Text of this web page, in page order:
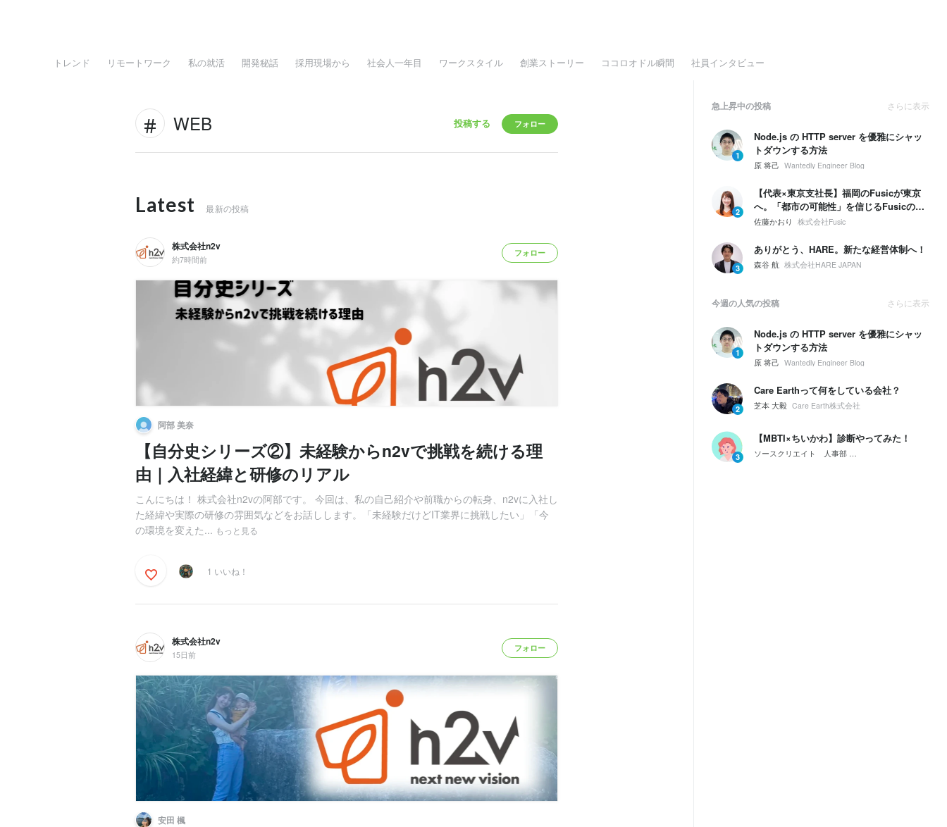
トレンド リモートワーク 私の就活 開発秘話 採用現場から 社会人一年目 ワークスタイル 創業ストーリー ココロオドル瞬間 社員インタビュー
WEB 投稿する フォロー
Latest 最新の投稿
株式会社n2v
約7時間前
フォロー
阿部 美奈
【自分史シリーズ②】未経験からn2vで挑戦を続ける理
由｜入社経緯と研修のリアル
こんにちは！ 株式会社n2vの阿部です。 今回は、私の自己紹介や前職からの転身、n2vに入社し
た経緯や実際の研修の雰囲気などをお話しします。「未経験だけどIT業界に挑戦したい」「今
の環境を変えた... もっと見る
1 いいね！
株式会社n2v
15日前
フォロー
安田 楓
急上昇中の投稿 さらに表示
1
Node.js の HTTP server を優雅にシャッ
トダウンする方法
原 将己 Wantedly Engineer Blog
2
【代表×東京支社長】福岡のFusicが東京
へ。「都市の可能性」を信じるFusicの、
次の一手とは。
佐藤かおり 株式会社Fusic
3
ありがとう、HARE。新たな経営体制へ！
森谷 航 株式会社HARE JAPAN
今週の人気の投稿 さらに表示
1
Node.js の HTTP server を優雅にシャッ
トダウンする方法
原 将己 Wantedly Engineer Blog
2
Care Earthって何をしている会社？
芝本 大毅 Care Earth株式会社
3
【MBTI×ちいかわ】診断やってみた！
ソースクリエイト 人事部会社紹介｜ソースクリエイ